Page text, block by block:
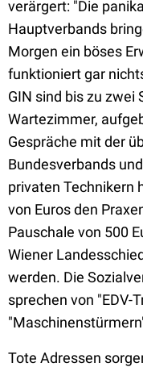
verärgert: "Die
Hauptverbands
Morgen ein böses
funktioniert gar
GIN sind bis zu zwei
Wartezimmer,
Gespräche mit der
Bundesverbands
privaten Technikern
von Euros den
Pauschale von 500
Wiener
werden. Die
sprechen von "EDV-
Tote Adressen